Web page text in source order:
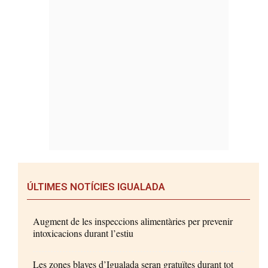
ÚLTIMES NOTÍCIES IGUALADA
Augment de les inspeccions alimentàries per prevenir
intoxicacions durant l’estiu
Les zones blaves d’Igualada seran gratuïtes durant tot